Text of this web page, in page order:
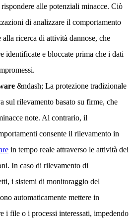
alle potenziali minacce. Ciò
di analizzare il comportamento
ricerca di attività dannose, che
identificate e bloccate prima che i dati
&ndash; La protezione tradizionale
sul rilevamento basato su firme, che
note. Al contrario, il
consente il rilevamento in
in tempo reale attraverso le attività dei
In caso di rilevamento di
i sistemi di monitoraggio del
automaticamente mettere in
i file o i processi interessati, impedendo